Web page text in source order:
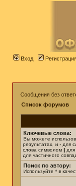
Вход
Сообщения без
Список форумов
Ключевые слова:
Вы можете
результатах, и - для
слова символом |
для частичного
Поиск по автору:
Используйте * в